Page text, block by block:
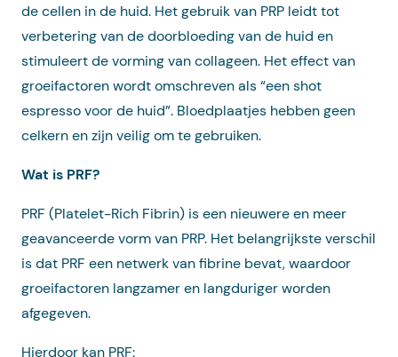
de cellen in de huid. Het gebruik van PRP leidt tot
verbetering van de doorbloeding van de huid en
stimuleert de vorming van collageen. Het effect van
groeifactoren wordt omschreven als “een shot
espresso voor de huid”. Bloedplaatjes hebben geen
celkern en zijn veilig om te gebruiken.
Wat is PRF?
PRF (Platelet-Rich Fibrin) is een nieuwere en meer
geavanceerde vorm van PRP. Het belangrijkste verschil
is dat PRF een netwerk van fibrine bevat, waardoor
groeifactoren langzamer en langduriger worden
afgegeven.
Hierdoor kan PRF: